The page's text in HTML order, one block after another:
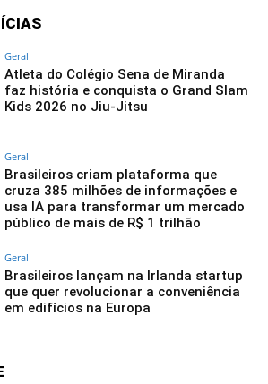
Geral
Atleta do Colégio Sena de Miranda
faz história e conquista o Grand Slam
Kids 2026 no Jiu-Jitsu
Geral
Brasileiros criam plataforma que
cruza 385 milhões de informações e
usa IA para transformar um mercado
público de mais de R$ 1 trilhão
Geral
Brasileiros lançam na Irlanda startup
que quer revolucionar a conveniência
em edifícios na Europa